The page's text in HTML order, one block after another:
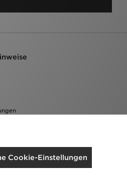
Cookie-Einstellungen